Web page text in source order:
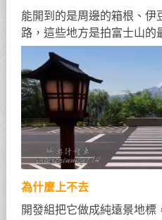
能開到的是周邊的箱根、伊
路，這些地方是拍富士山的
為什麼上不去
開發組把它做成純遠景地標